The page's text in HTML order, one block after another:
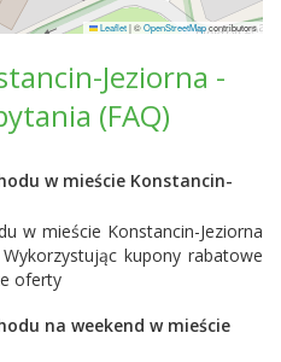
Leaflet|©OpenStreetMapcontributors
Jeziorna -
(FAQ)
w mieście Konstancin-
w mieście Konstancin-Jeziorna
kupony rabatowe
oferty
na weekend w mieście